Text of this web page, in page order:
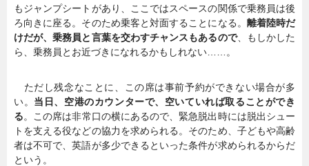
もジャンプシートがあり、ここではスペースの関係で乗務員は後
ろ向きに座る。そのため乗客と対面することになる。 離着陸時だ
けだが、乗務員と言葉を交わすチャンスもあるので、もしかした
ら、乗務員とお近づきになれるかもしれない……。
ただし残念なことに、この席は事前予約ができない場合が多
い。 当日、空港のカウンターで、空いていれば取ることができ
る。この席は非常口の横にあるので、緊急脱出時には脱出シュー
トを支える役などの協力を求められる。そのため、子どもや高齢
者は不可で、英語が多少できるといった条件が求められるからだ
という。